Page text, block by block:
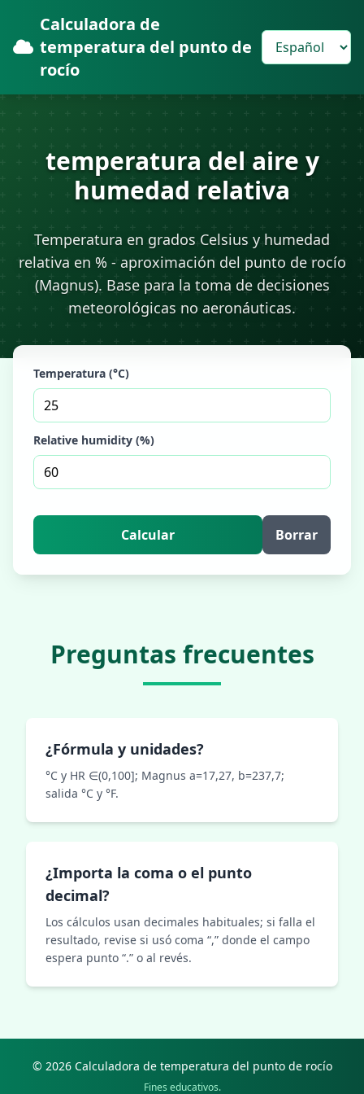
Calculadora de
temperatura del punto de
rocío
temperatura del aire y
humedad relativa
Temperatura en grados Celsius y humedad
relativa en % - aproximación del punto de rocío
(Magnus). Base para la toma de decisiones
meteorológicas no aeronáuticas.
Temperatura (°C)
Relative humidity (%)
Calcular Borrar
Preguntas frecuentes
¿Fórmula y unidades?
°C y HR ∈(0,100]; Magnus a=17,27, b=237,7;
salida °C y °F.
¿Importa la coma o el punto
decimal?
Los cálculos usan decimales habituales; si falla el
resultado, revise si usó coma “,” donde el campo
espera punto “.” o al revés.
© 2026 Calculadora de temperatura del punto de rocío
Fines educativos.